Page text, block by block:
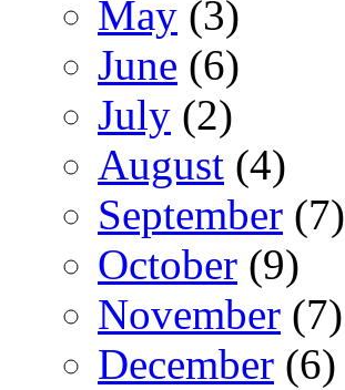
May (3)
June (6)
July (2)
August (4)
September (7)
October (9)
November (7)
December (6)